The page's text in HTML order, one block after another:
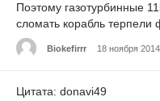
Поэтому газотурбинные
сломать корабль
Biokefirrr 18 ноября
Цитата: donavi49